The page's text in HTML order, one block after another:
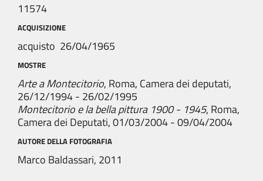
11574
ACQUISIZIONE
acquisto 26/04/1965
MOSTRE
Arte a Montecitorio, Roma, Camera dei deputati,
26/12/1994 - 26/02/1995
Montecitorio e la bella pittura 1900 - 1945, Roma,
Camera dei Deputati, 01/03/2004 - 09/04/2004
AUTORE DELLA FOTOGRAFIA
Marco Baldassari, 2011